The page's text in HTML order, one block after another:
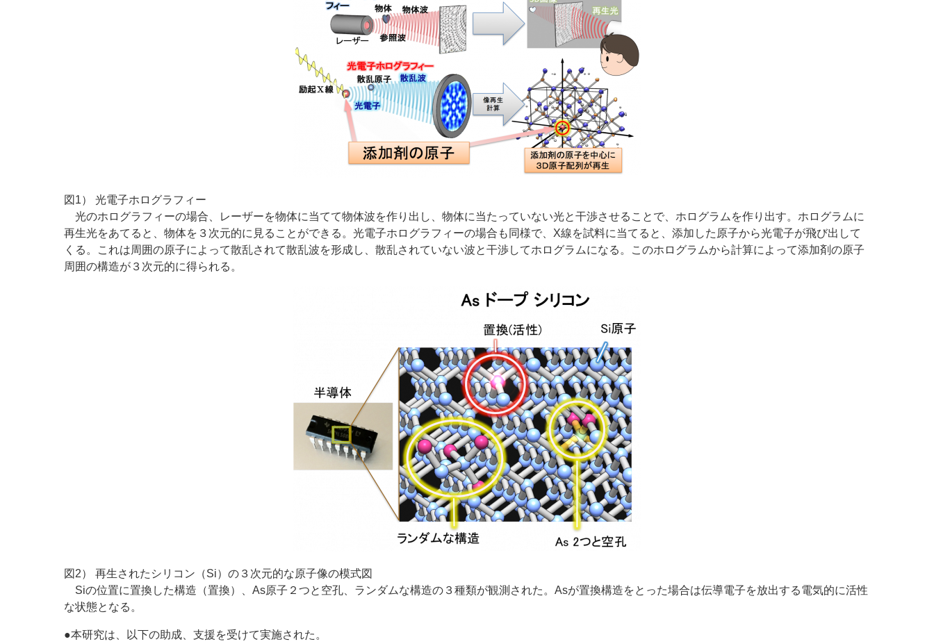
図1） 光電子ホログラフィー
光のホログラフィーの場合、レーザーを物体に当てて物体波を作り出し、物体に当たっていない光と干渉させることで、ホログラムを作り出す。ホログラムに
再生光をあてると、物体を３次元的に見ることができる。光電子ホログラフィーの場合も同様で、X線を試料に当てると、添加した原子から光電子が飛び出して
くる。これは周囲の原子によって散乱されて散乱波を形成し、散乱されていない波と干渉してホログラムになる。このホログラムから計算によって添加剤の原子
周囲の構造が３次元的に得られる。
図2） 再生されたシリコン（Si）の３次元的な原子像の模式図
Siの位置に置換した構造（置換）、As原子２つと空孔、ランダムな構造の３種類が観測された。Asが置換構造をとった場合は伝導電子を放出する電気的に活性
な状態となる。
●本研究は、以下の助成、支援を受けて実施された。